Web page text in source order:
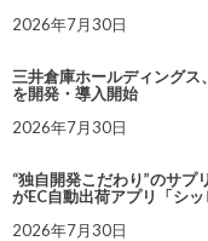
2026年7月30日
三井倉庫ホールディングス
を開発・導入開始
2026年7月30日
“独自開発こだわり”のサプ
がEC自動出荷アプリ「シ
2026年7月30日